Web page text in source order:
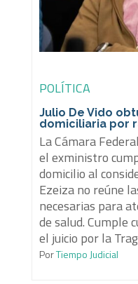
POLÍTICA
Julio De Vido
domiciliaria por
La Cámara
el exministro
domicilio al
Ezeiza no reúne
necesarias para
de salud. Cumple
el juicio por la
PorTiempo Judicial